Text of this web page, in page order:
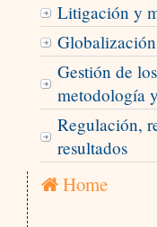
Litigación y
Gestión de
metodología
Regulación,
resultados
Home